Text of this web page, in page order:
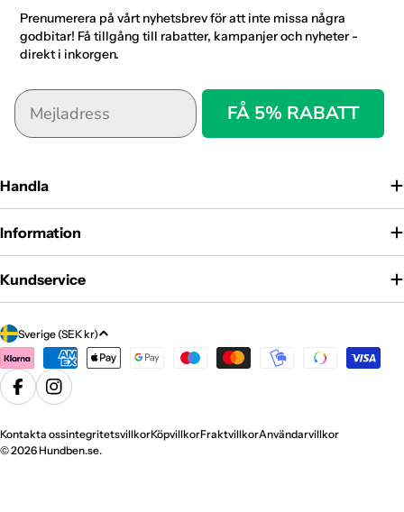
Prenumerera på vårt nyhetsbrev för att inte missa några
godbitar! Få tillgång till rabatter, kampanjer och nyheter -
direkt i inkorgen.
FÅ 5% RABATT
Handla
Information
Kundservice
Land/region
Sverige (SEK kr)
Betalningsmetoder
FacebookInstagram
© 2026Hundben.se.
Kontakta ossintegritetsvillkorKöpvillkorFraktvillkorAnvändarvillkor